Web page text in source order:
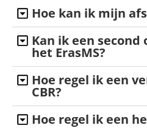
Hoe kan ik mijn
Kan ik een
het ErasMS?
Hoe regel ik een
CBR?
Hoe regel ik een